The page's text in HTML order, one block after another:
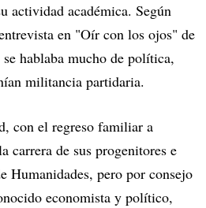
actividad académica. Según
en "Oír con los ojos" de
hablaba mucho de política,
militancia partidaria.
con el regreso familiar a
carrera de sus progenitores e
Humanidades, pero por consejo
economista y político,